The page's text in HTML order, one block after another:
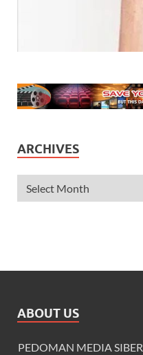
ARCHIVES
ABOUT US
PEDOMAN MEDIA SIBER